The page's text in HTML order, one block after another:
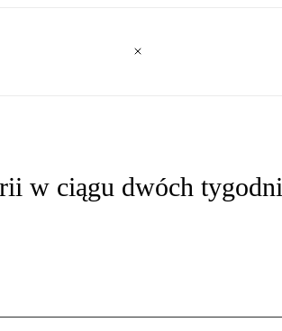
w ciągu dwóch tygodni